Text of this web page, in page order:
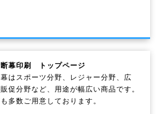
幕印刷 トップページ
はスポーツ分野、レジャー分野、広
促分野など、用途が幅広い商品です。
多数ご用意しております。